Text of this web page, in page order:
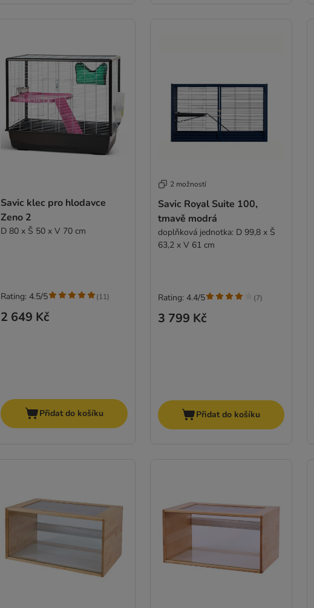
Savic klec pro hlodavce
Zeno 2
D 80 x Š 50 x V 70 cm
2 649 Kč
Rating: 4.5/5 (11)
Přidat do košíku
2 možností
Savic Royal Suite 100,
tmavě modrá
doplňková jednotka: D 99,8 x Š
63,2 x V 61 cm
3 799 Kč
Rating: 4.4/5 (7)
Přidat do košíku